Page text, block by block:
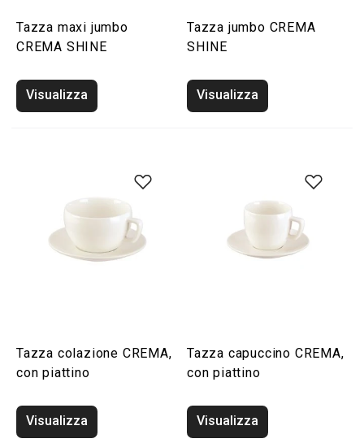
Tazza maxi jumbo
CREMA SHINE
Visualizza
Tazza jumbo CREMA
SHINE
Visualizza
Tazza colazione CREMA,
con piattino
Visualizza
Tazza capuccino CREMA,
con piattino
Visualizza